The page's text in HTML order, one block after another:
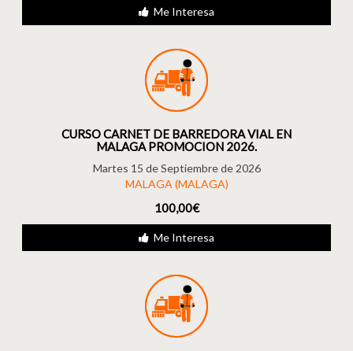
Me Interesa
CURSO CARNET DE BARREDORA VIAL EN
MALAGA PROMOCION 2026.
Martes 15 de Septiembre de 2026
MALAGA (MALAGA)
100,00€
Me Interesa